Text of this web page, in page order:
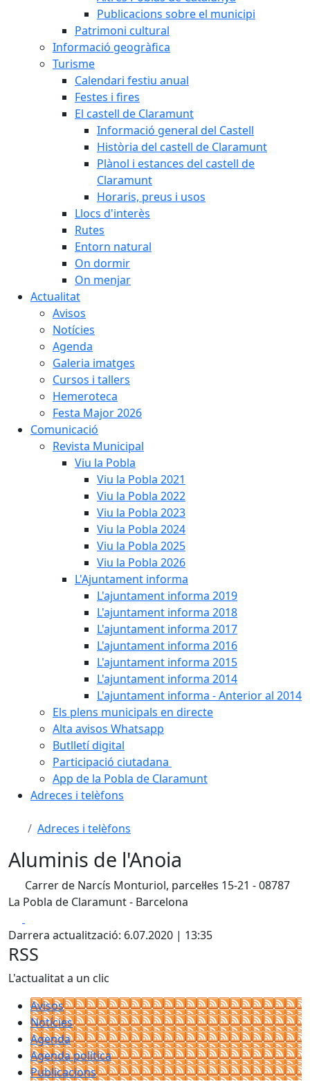
Publicacions sobre el municipi
Patrimoni cultural
Informació geogràfica
Turisme
Calendari festiu anual
Festes i fires
El castell de Claramunt
Informació general del Castell
Història del castell de Claramunt
Plànol i estances del castell de
Claramunt
Horaris, preus i usos
Llocs d'interès
Rutes
Entorn natural
On dormir
On menjar
Actualitat
Avisos
Notícies
Agenda
Galeria imatges
Cursos i tallers
Hemeroteca
Festa Major 2026
Comunicació
Revista Municipal
Viu la Pobla
Viu la Pobla 2021
Viu la Pobla 2022
Viu la Pobla 2023
Viu la Pobla 2024
Viu la Pobla 2025
Viu la Pobla 2026
L'Ajuntament informa
L'ajuntament informa 2019
L'ajuntament informa 2018
L'ajuntament informa 2017
L'ajuntament informa 2016
L'ajuntament informa 2015
L'ajuntament informa 2014
L'ajuntament informa - Anterior al 2014
Els plens municipals en directe
Alta avisos Whatsapp
Butlletí digital
Participació ciutadana
App de la Pobla de Claramunt
Adreces i telèfons
Adreces i telèfons
Aluminis de l'Anoia
Carrer de Narcís Monturiol, parcel·les 15-21 - 08787
La Pobla de Claramunt - Barcelona
Darrera actualització: 6.07.2020 | 13:35
RSS
L'actualitat a un clic
Avisos
Notícies
Agenda
Agenda política
Publicacions